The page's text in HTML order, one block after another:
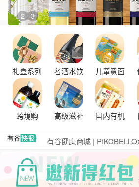
2 / 3
礼盒系列 名酒水饮 儿童意面
跨境购 高级滋补 国内有机
式，共筑大健康产业有机生
有谷健康商城 |
匠心打造的无盐健康新主张
有谷健康 | PIKOBELLO牌儿
美结合
探寻黑钻奥秘：有谷健康与
舌尖上的塞尔维亚黑松露
探秘塞尔维亚松露的独特魅力
黑松露的热量是多少？